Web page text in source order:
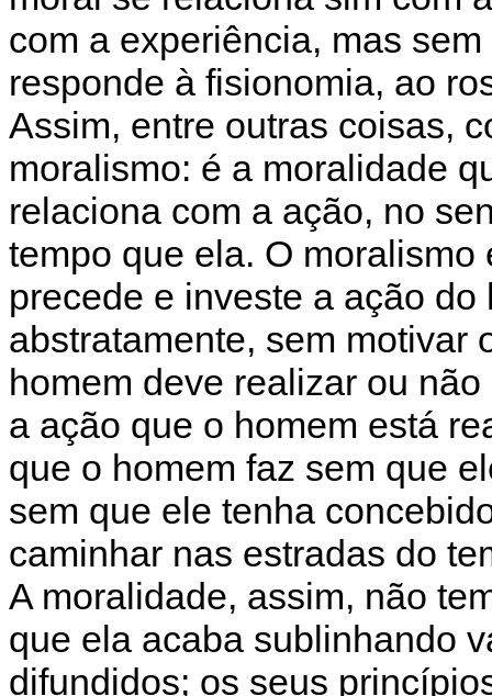
com a experiência, mas
responde à fisionomia, ao
Assim, entre outras coisas,
moralismo: é a moralidade
relaciona com a ação, no
tempo que ela. O
precede e investe a ação
abstratamente, sem motivar
homem deve realizar ou
a ação que o homem está
que o homem faz sem que
sem que ele tenha
caminhar nas estradas do
A moralidade, assim, não
que ela acaba sublinhando
difundidos; os seus